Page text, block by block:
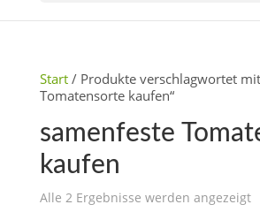
Start/ Produkte verschlagwortet
Tomatensorte kaufen“
samenfeste
kaufen
Alle 2 Ergebnisse werden angezeigt